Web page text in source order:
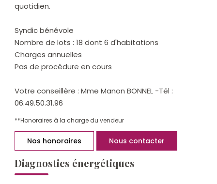
quotidien.
Syndic bénévole
Nombre de lots : 18 dont 6 d'habitations
Charges annuelles
Pas de procédure en cours
Votre conseillère : Mme Manon BONNEL -Tél :
06.49.50.31.96
**Honoraires à la charge du vendeur
Nos honoraires Nous contacter
Diagnostics énergétiques